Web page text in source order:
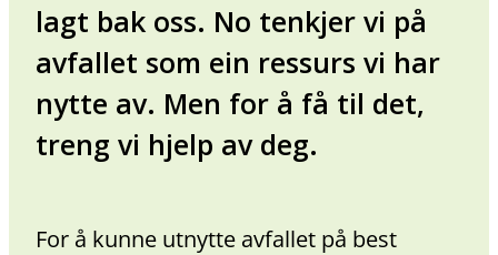
lagt bak oss. No tenkjer vi på
avfallet som ein ressurs vi har
nytte av. Men for å få til det,
treng vi hjelp av deg.
For å kunne utnytte avfallet på best